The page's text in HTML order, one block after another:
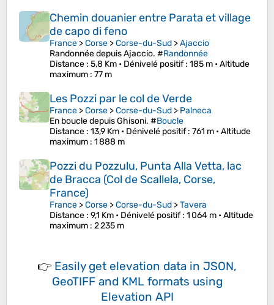
Chemin douanier entre Parata et village
de capo di feno
France >Corse >Corse-du-Sud >Ajaccio
Randonnée depuis Ajaccio. #Randonnée
Distance : 5,8 Km • Dénivelé positif: 185 m •Altitude
maximum : 77 m
Les Pozzi par le col de Verde
France >Corse >Corse-du-Sud > Palneca
En boucle depuis Ghisoni. #Boucle
Distance : 13,9 Km • Dénivelé positif: 761 m •Altitude
maximum : 1 888 m
Pozzi du Pozzulu, Punta Alla Vetta, lac
de Bracca (Col de Scallela, Corse,
France)
France >Corse >Corse-du-Sud >Tavera
Distance : 9,1 Km • Dénivelé positif: 1 064 m •Altitude
maximum : 2 235 m
👉 Easily get elevation data in JSON,
GeoTIFF and KML formats using
Elevation API